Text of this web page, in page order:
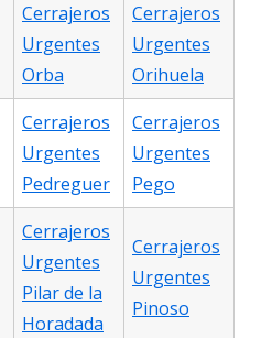
Cerrajeros
Urgentes
Orba
Cerrajeros
Urgentes
Orihuela
Cerrajeros
Urgentes
Pedreguer
Cerrajeros
Urgentes
Pego
Cerrajeros
Urgentes
Pilar de la
Horadada
Cerrajeros
Urgentes
Pinoso